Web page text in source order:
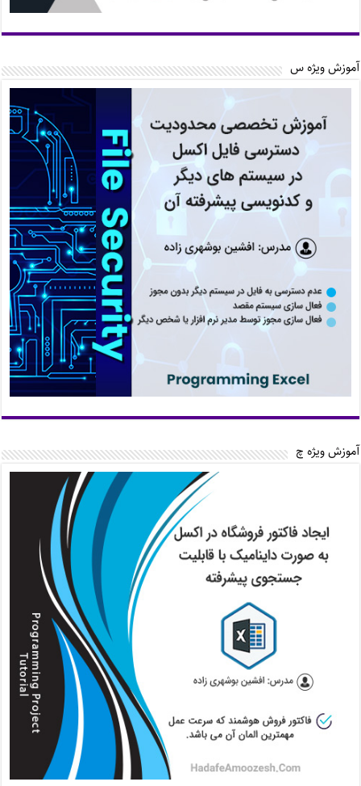
آموزش ویژه س
آموزش ویژه چ